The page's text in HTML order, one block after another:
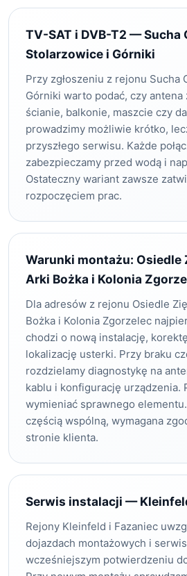
TV-SAT i DVB-T2 — Sucha
Stolarzowice i Górniki
Przy zgłoszeniu z rejonu Sucha
Górniki warto podać, czy antena
ścianie, balkonie, maszcie czy
prowadzimy możliwie krótko,
przyszłego serwisu. Każde
zabezpieczamy przed wodą i
Ostateczny wariant zawsze
rozpoczęciem prac.
Warunki montażu: Osiedle
Arki Bożka i Kolonia
Dla adresów z rejonu Osiedle
Bożka i Kolonia Zgorzelec
chodzi o nową instalację,
lokalizację usterki. Przy braku
rozdzielamy diagnostykę na
kablu i konfigurację urządzenia.
wymieniać sprawnego
częścią wspólną, wymagana
stronie klienta.
Serwis instalacji —
Rejony Kleinfeld i Fazaniec
dojazdach montażowych i
wcześniejszym potwierdzeniu